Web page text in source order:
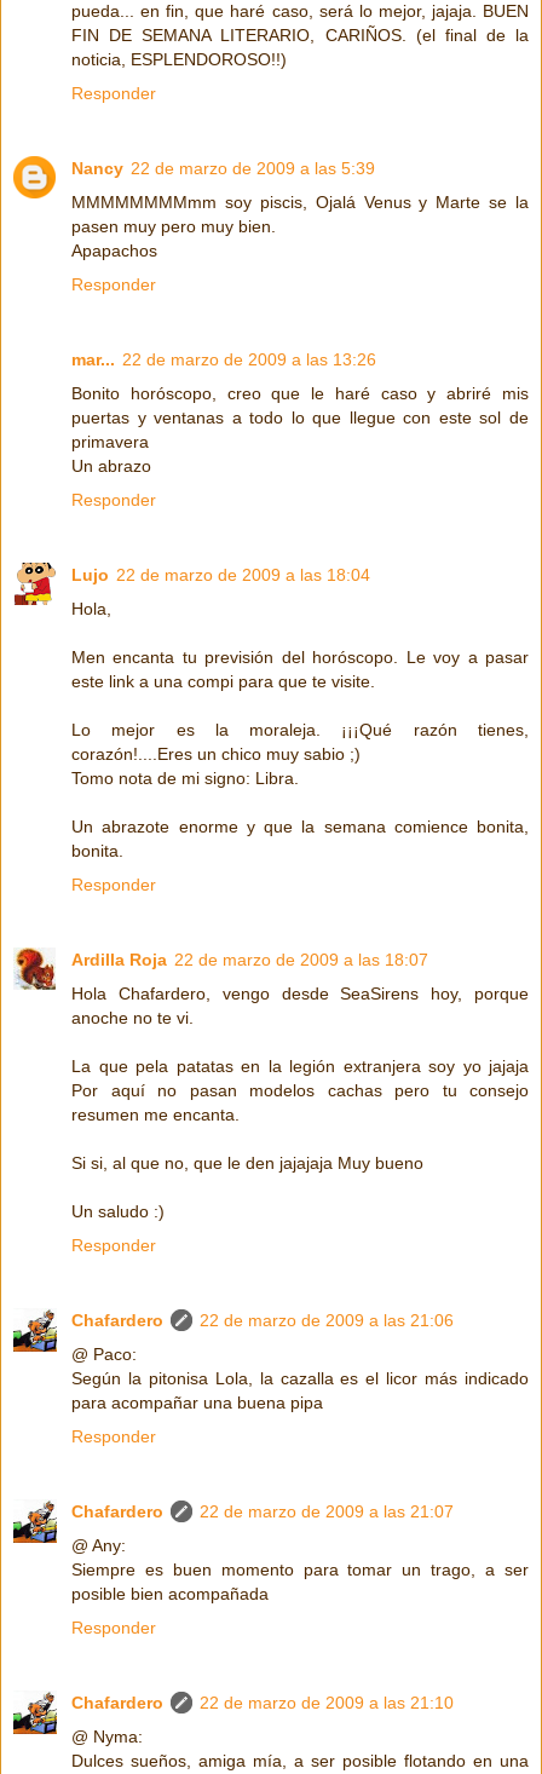
pueda... en fin, que haré caso, será lo mejor, jajaja. BUEN
FIN DE SEMANA LITERARIO, CARIÑOS. (el final de la
noticia, ESPLENDOROSO!!)
Responder
Nancy 22 de marzo de 2009 a las 5:39
MMMMMMMMmm soy piscis, Ojalá Venus y Marte se la
pasen muy pero muy bien.
Apapachos
Responder
mar... 22 de marzo de 2009 a las 13:26
Bonito horóscopo, creo que le haré caso y abriré mis
puertas y ventanas a todo lo que llegue con este sol de
primavera
Un abrazo
Responder
Lujo 22 de marzo de 2009 a las 18:04
Hola,
Men encanta tu previsión del horóscopo. Le voy a pasar
este link a una compi para que te visite.
Lo mejor es la moraleja. ¡¡¡Qué razón tienes,
corazón!....Eres un chico muy sabio ;)
Tomo nota de mi signo: Libra.
Un abrazote enorme y que la semana comience bonita,
bonita.
Responder
Ardilla Roja 22 de marzo de 2009 a las 18:07
Hola Chafardero, vengo desde SeaSirens hoy, porque
anoche no te vi.
La que pela patatas en la legión extranjera soy yo jajaja
Por aquí no pasan modelos cachas pero tu consejo
resumen me encanta.
Si si, al que no, que le den jajajaja Muy bueno
Un saludo :)
Responder
Chafardero
22 de marzo de 2009 a las 21:06
@ Paco:
Según la pitonisa Lola, la cazalla es el licor más indicado
para acompañar una buena pipa
Responder
Chafardero
22 de marzo de 2009 a las 21:07
@ Any:
Siempre es buen momento para tomar un trago, a ser
posible bien acompañada
Responder
Chafardero
22 de marzo de 2009 a las 21:10
@ Nyma:
Dulces sueños, amiga mía, a ser posible flotando en una